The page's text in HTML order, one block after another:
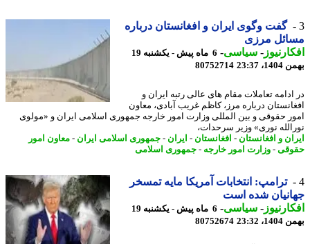
گفت وگوی ایران و افغانستان درباره
مرزی
-سیاسی-
6 ماه پیش - یکشنبه 19
23:37
80752714
تعاملات مقام های عالی رتبه ایران و
درباره مرز، کاظم غریب آبادی، معاون
حقوقی و بین المللی وزارت امور خارجه جمهوری اسلامی ایران و «مولوی
نوری» وزیر سرحدات،
و افغانستان-افغانستان-ایران - جمهوری اسلامی ایران -
معاون امور
-وزارت امور خارجه-جمهوری اسلامی
ترامپ: انتخابات آمریکا مایه تمسخر
شده است
-سیاسی-
6 ماه پیش - یکشنبه 19
23:32
80752674